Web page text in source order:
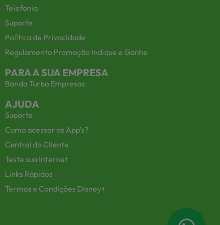
Telefonia
Suporte
Política de Privacidade
Regulamento Promoção Indique e Ganhe
PARA A SUA EMPRESA
Banda Turbo Empresas
AJUDA
Suporte
Como acessar os App’s?
Central do Cliente
Teste sua Internet
Links Rápidos
Termos e Condições Disney+